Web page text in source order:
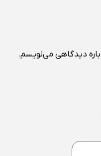
دیدگاهی می‌نویسم.